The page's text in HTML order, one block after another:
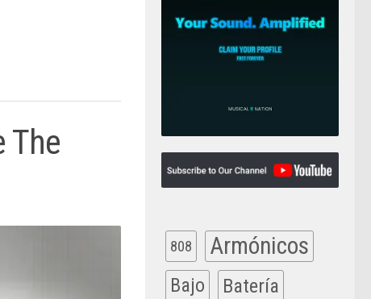
The
808 Armónicos
Bajo Batería